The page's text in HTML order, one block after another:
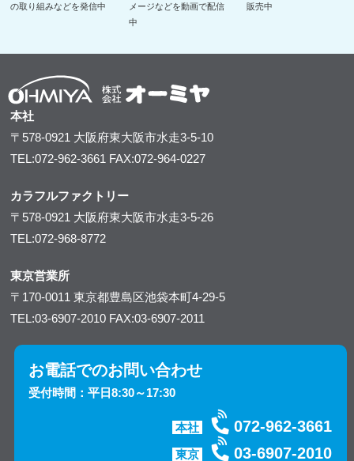
の取り組みなどを発信中
メージなどを動画で配信
中
販売中
本社
〒578-0921 大阪府東大阪市水走3-5-10
TEL:072-962-3661 FAX:072-964-0227
カラフルファクトリー
〒578-0921 大阪府東大阪市水走3-5-26
TEL:072-968-8772
東京営業所
〒170-0011東京都豊島区池袋本町4-29-5
TEL:03-6907-2010 FAX:03-6907-2011
お電話でのお問い合わせ
受付時間：平日8:30～17:30
本社 072-962-3661
東京 03-6907-2010